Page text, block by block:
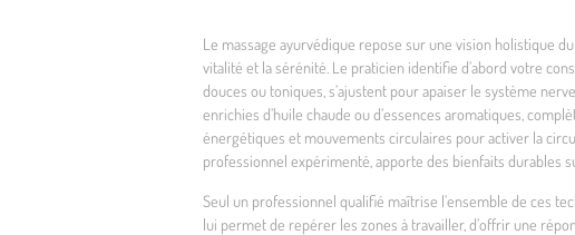
Le massage ayurvédique repose sur une vision holistique
vitalité et la sérénité. Le praticien identifie d’abord votre
douces ou toniques, s’ajustent pour apaiser le système
enrichies d’huile chaude ou d’essences aromatiques,
énergétiques et mouvements circulaires pour activer la
professionnel expérimenté, apporte des bienfaits durables
Seul un professionnel qualifié maîtrise l’ensemble de ces
lui permet de repérer les zones à travailler, d’offrir une